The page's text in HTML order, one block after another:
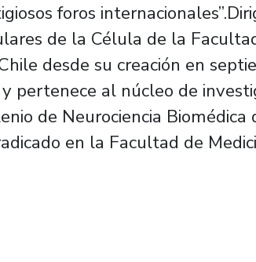
foros
de la Célula de la
desde su creación en
pertenece al núcleo de
de Neurociencia Biomédica
en la Facultad de